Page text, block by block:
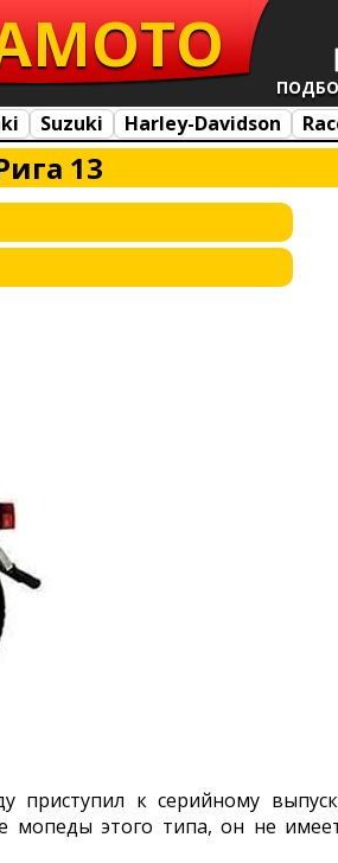
MOTO
Suzuki Harley-Davidson
13
к серийному
мопеды этого типа, он не